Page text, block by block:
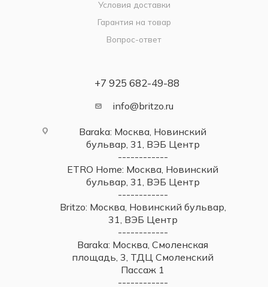
Условия доставки
Гарантия на товар
Вопрос-ответ
+7 925 682-49-88
info@britzo.ru
Baraka: Москва, Новинский
бульвар, 31, ВЭБ Центр
------------
ETRO Home: Москва, Новинский
бульвар, 31, ВЭБ Центр
------------
Britzo: Москва, Новинский бульвар,
31, ВЭБ Центр
------------
Baraka: Москва, Смоленская
площадь, 3, ТДЦ Смоленский
Пассаж 1
------------